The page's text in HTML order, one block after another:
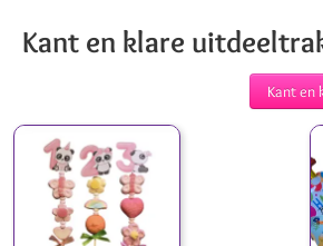
inspireren door onze veelzijdigheid en
speciaal met de unieke items van
Kant en klare
Kant en